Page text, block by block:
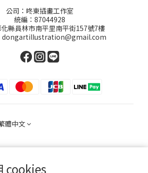
cookies
公司：咚東插畫工作室
統編：87044928
縣員林市南平里南平街157號7樓
dongartillustration@gmail.com
體中文